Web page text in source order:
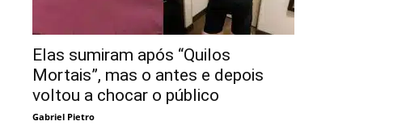
Elas sumiram após “Quilos
Mortais”, mas o antes e depois
voltou a chocar o público
Gabriel Pietro